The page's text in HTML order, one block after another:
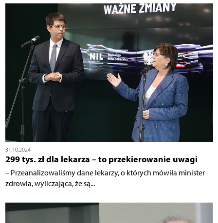
31.10.2024
299 tys. zł dla lekarza – to przekierowanie uwagi
– Przeanalizowaliśmy dane lekarzy, o których mówiła minister
zdrowia, wyliczająca, że są...